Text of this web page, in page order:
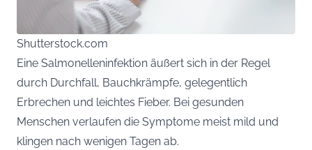
Shutterstock.com
Eine Salmonelleninfektion äußert sich in der Regel
durch Durchfall, Bauchkrämpfe, gelegentlich
Erbrechen und leichtes Fieber. Bei gesunden
Menschen verlaufen die Symptome meist mild und
klingen nach wenigen Tagen ab.